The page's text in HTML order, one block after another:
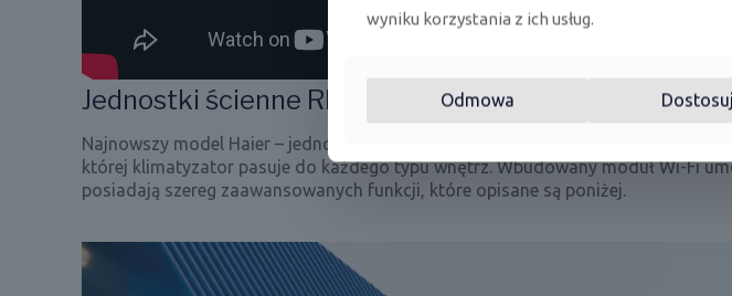
Jednostki ścienne REVIVE
Najnowszy model Haier – jednostki REVIVE to połączenie zaawansowanych
której klimatyzator pasuje do każdego typu wnętrz. Wbudowany moduł Wi-Fi
posiadają szereg zaawansowanych funkcji, które opisane są poniżej.
wyniku korzystania z ich usług.
Odmowa Dostosuj